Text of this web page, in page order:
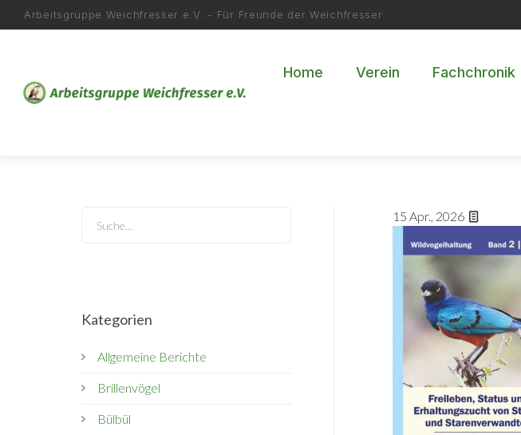
Arbeitsgruppe Weichfresser e.V. - Für Freunde der Weichfresser
Home Verein Fachchronik
15 Apr., 2026
Kategorien
Allgemeine Berichte
Brillenvögel
Bülbül